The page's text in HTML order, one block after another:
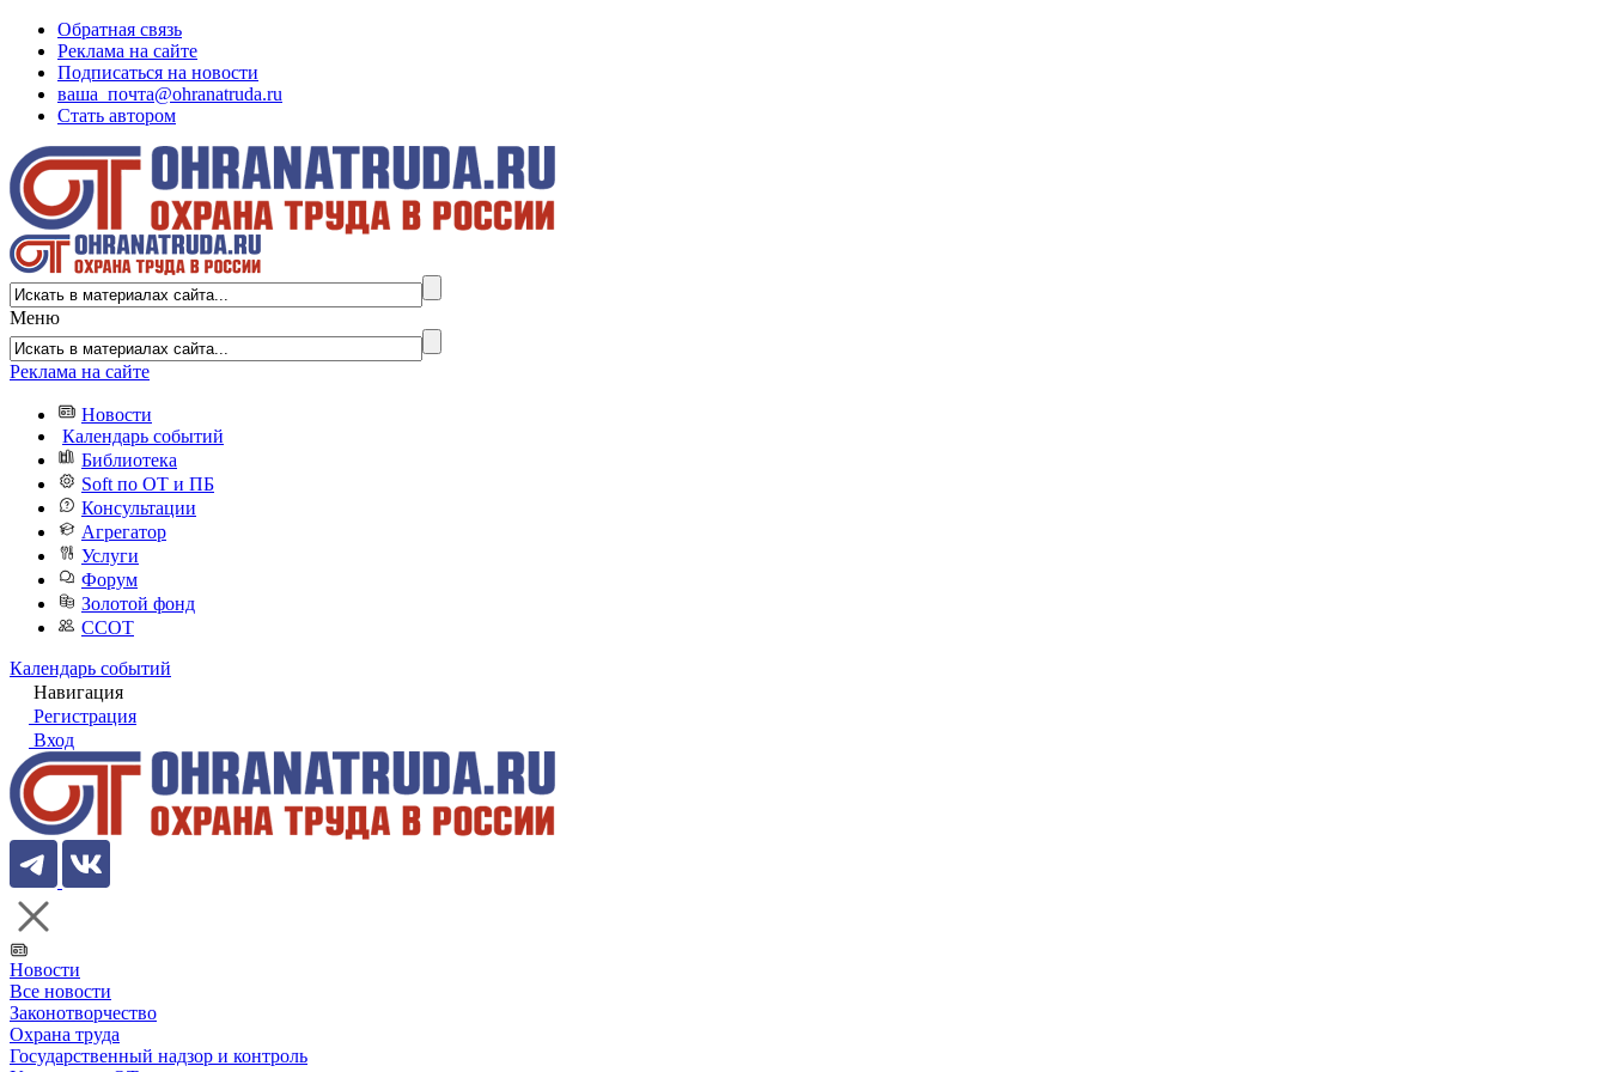
Обратная связь
Реклама на сайте
Подписаться на новости
ваша_почта@ohranatruda.ru
Стать автором
Меню
Реклама на сайте
Новости
Календарь событий
Библиотека
Soft по ОТ и ПБ
Консультации
Агрегатор
Услуги
Форум
Золотой фонд
ССОТ
Календарь событий
Навигация
Регистрация
Вход
Новости
Все новости
Законотворчество
Охрана труда
Государственный надзор и контроль